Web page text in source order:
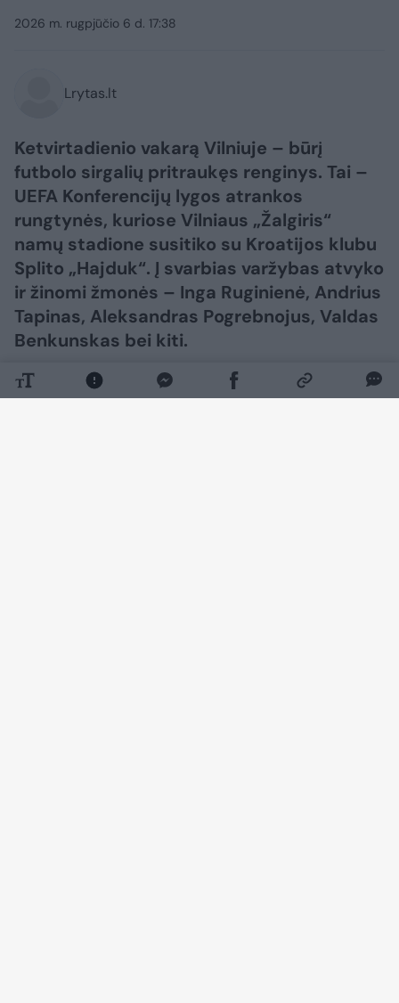
2026 m. rugpjūčio 6 d. 17:38
Lrytas.lt
Ketvirtadienio vakarą Vilniuje – būrį
futbolo sirgalių pritraukęs renginys. Tai –
UEFA Konferencijų lygos atrankos
rungtynės, kuriose Vilniaus „Žalgiris“
namų stadione susitiko su Kroatijos klubu
Splito „Hajduk“. Į svarbias varžybas atvyko
ir žinomi žmonės – Inga Ruginienė, Andrius
Tapinas, Aleksandras Pogrebnojus, Valdas
Benkunskas bei kiti.